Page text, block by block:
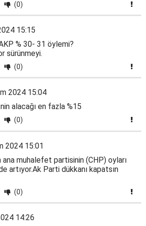
(0)
15:15
% 30- 31 öylemi?
sürünmeyi.
(0)
2024 15:04
alacağı en fazla %15
(0)
2024 15:01
ana muhalefet partisinin (CHP) oyları
artıyor.Ak Parti dükkanı kapatsın
(0)
14:26